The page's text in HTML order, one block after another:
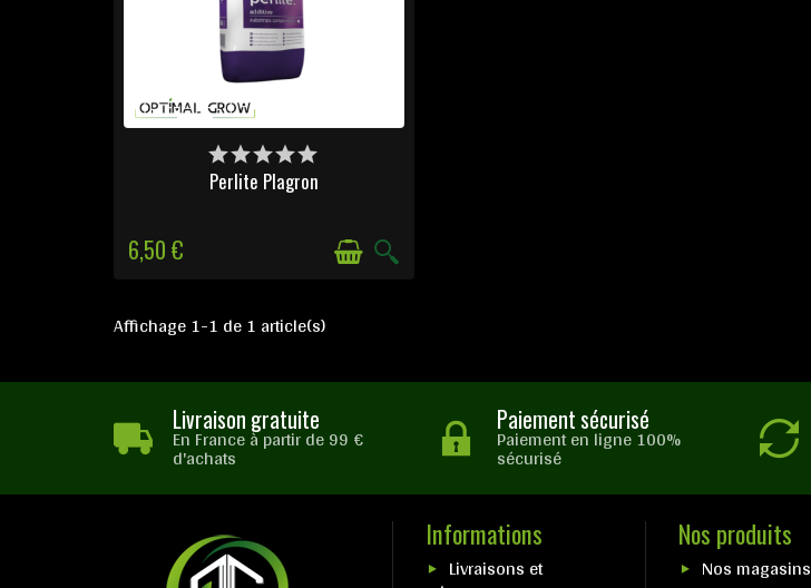
DERNIERS ARTICLES EN STOCK
Perlite Plagron
6,50 €
Affichage 1-1 de 1 article(s)
Livraison gratuite
En France à partir de 99 €
d'achats
Paiement sécurisé
Paiement en ligne 100%
sécurisé
Informations
Livraisons et
Nos produits
Nos magasins